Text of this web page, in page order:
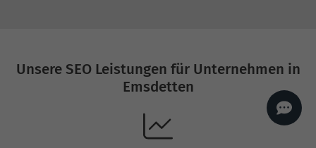
Unsere SEO Leistungen für Unternehmen in
Emsdetten